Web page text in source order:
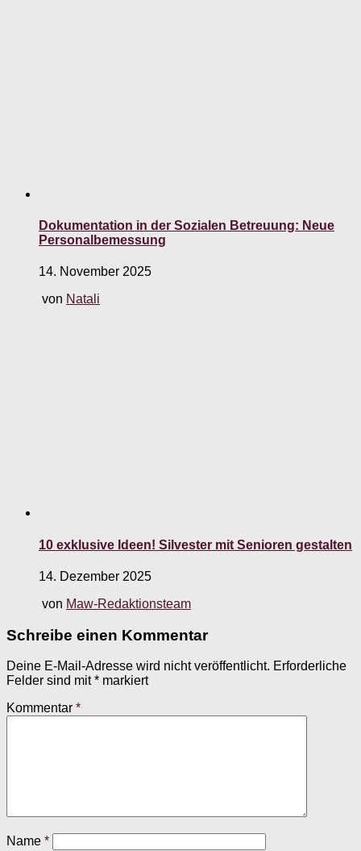
Dokumentation in der Sozialen Betreuung: Neue
Personalbemessung
14. November 2025
von Natali
10 exklusive Ideen! Silvester mit Senioren gestalten
14. Dezember 2025
von Maw-Redaktionsteam
Schreibe einen Kommentar
Deine E-Mail-Adresse wird nicht veröffentlicht. Erforderliche
Felder sind mit* markiert
Kommentar *
Name *